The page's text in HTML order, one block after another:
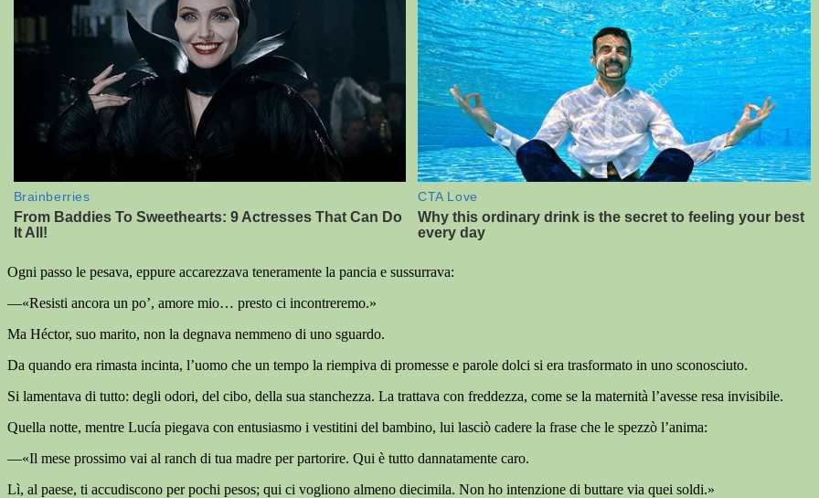
Ogni passo le pesava, eppure accarezzava teneramente la pancia e sussurrava:
—«Resisti ancora un po’, amore mio… presto ci incontreremo.»
Ma Héctor, suo marito, non la degnava nemmeno di uno sguardo.
Da quando era rimasta incinta, l’uomo che un tempo la riempiva di promesse e parole dolci si era trasformato in uno sconosciuto.
Si lamentava di tutto: degli odori, del cibo, della sua stanchezza. La trattava con freddezza, come se la maternità l’avesse resa invisibile.
Quella notte, mentre Lucía piegava con entusiasmo i vestitini del bambino, lui lasciò cadere la frase che le spezzò l’anima:
—«Il mese prossimo vai al ranch di tua madre per partorire. Qui è tutto dannatamente caro.
Lì, al paese, ti accudiscono per pochi pesos; qui ci vogliono almeno diecimila. Non ho intenzione di buttare via quei soldi.»